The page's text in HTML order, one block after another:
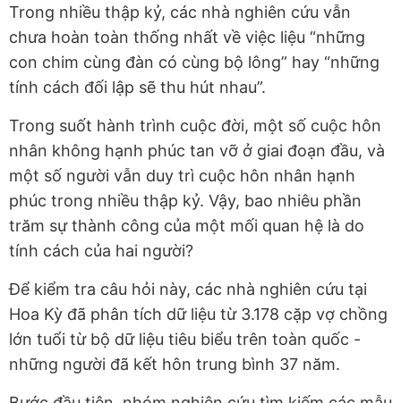
Trong nhiều thập kỷ, các nhà nghiên cứu vẫn
chưa hoàn toàn thống nhất về việc liệu “những
con chim cùng đàn có cùng bộ lông” hay “những
tính cách đối lập sẽ thu hút nhau”.
Trong suốt hành trình cuộc đời, một số cuộc hôn
nhân không hạnh phúc tan vỡ ở giai đoạn đầu, và
một số người vẫn duy trì cuộc hôn nhân hạnh
phúc trong nhiều thập kỷ. Vậy, bao nhiêu phần
trăm sự thành công của một mối quan hệ là do
tính cách của hai người?
Để kiểm tra câu hỏi này, các nhà nghiên cứu tại
Hoa Kỳ đã phân tích dữ liệu từ 3.178 cặp vợ chồng
lớn tuổi từ bộ dữ liệu tiêu biểu trên toàn quốc -
những người đã kết hôn trung bình 37 năm.